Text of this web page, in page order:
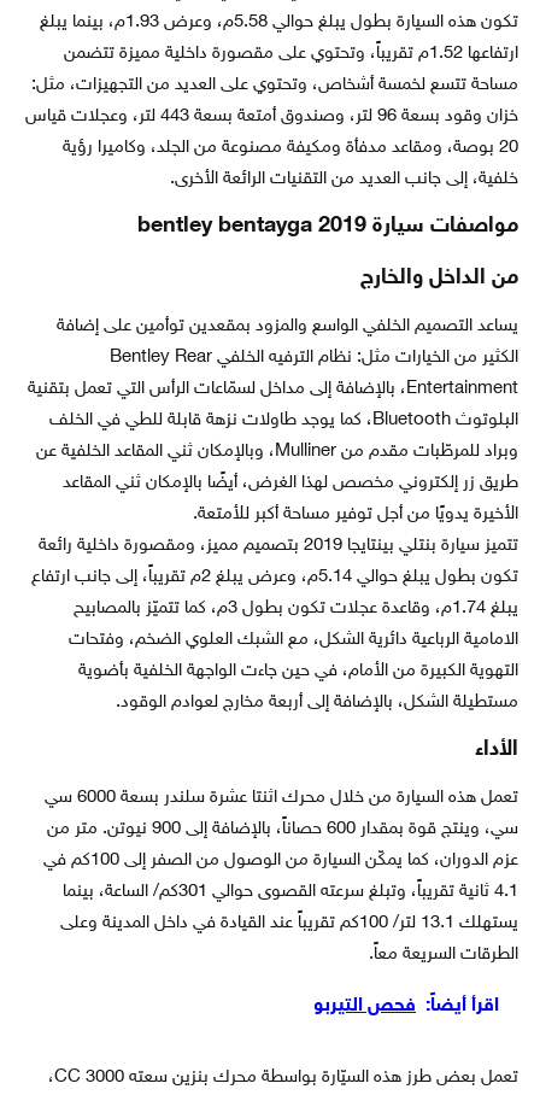
تكون هذه السيارة بطول يبلغ حوالي 5.58م، وعرض 1.93م، بينما يبلغ
ارتفاعها 1.52م تقريباً، وتحتوي على مقصورة داخلية مميزة تتضمن
مساحة تتسع لخمسة أشخاص، وتحتوي على العديد من التجهيزات، مثل:
خزان وقود بسعة 96 لتر، وصندوق أمتعة بسعة 443 لتر، وعجلات قياس
20 بوصة، ومقاعد مدفأة ومكيفة مصنوعة من الجلد، وكاميرا رؤية
خلفية، إلى جانب العديد من التقنيات الرائعة الأخرى.
مواصفات سيارة bentley bentayga 2019
من الداخل والخارج
يساعد التصميم الخلفي الواسع والمزود بمقعدين توأمين على إضافة
الكثير من الخيارات مثل: نظام الترفيه الخلفي Bentley Rear
Entertainment، بالإضافة إلى مداخل لسمّاعات الرأس التي تعمل بتقنية
البلوتوث Bluetooth، كما يوجد طاولات نزهة قابلة للطي في الخلف
وبراد للمرطّبات مقدم من Mulliner، وبالإمكان ثني المقاعد الخلفية عن
طريق زر إلكتروني مخصص لهذا الغرض، أيضًا بالإمكان ثني المقاعد
الأخيرة يدويًا من أجل توفير مساحة أكبر للأمتعة.
تتميز سيارة بنتلي بينتايجا 2019 بتصميم مميز، ومقصورة داخلية رائعة
تكون بطول يبلغ حوالي 5.14م، وعرض يبلغ 2م تقريباً، إلى جانب ارتفاع
يبلغ 1.74م، وقاعدة عجلات تكون بطول 3م، كما تتميّز بالمصابيح
الامامية الرباعية دائرية الشكل، مع الشبك العلوي الضخم، وفتحات
التهوية الكبيرة من الأمام، في حين جاءت الواجهة الخلفية بأضوية
مستطيلة الشكل، بالإضافة إلى أربعة مخارج لعوادم الوقود.
الأداء
تعمل هذه السيارة من خلال محرك اثنتا عشرة سلندر بسعة 6000 سي
سي، وينتج قوة بمقدار 600 حصاناً، بالإضافة إلى 900 نيوتن. متر من
عزم الدوران، كما يمكّن السيارة من الوصول من الصفر إلى 100كم في
4.1 ثانية تقريباً، وتبلغ سرعته القصوى حوالي 301كم/ الساعة، بينما
يستهلك 13.1 لتر/ 100كم تقريباً عند القيادة في داخل المدينة وعلى
الطرقات السريعة معاً.
اقرأ أيضاً: فحص التيربو
تعمل بعض طرز هذه السيّارة بواسطة محرك بنزين سعته 3000 CC،